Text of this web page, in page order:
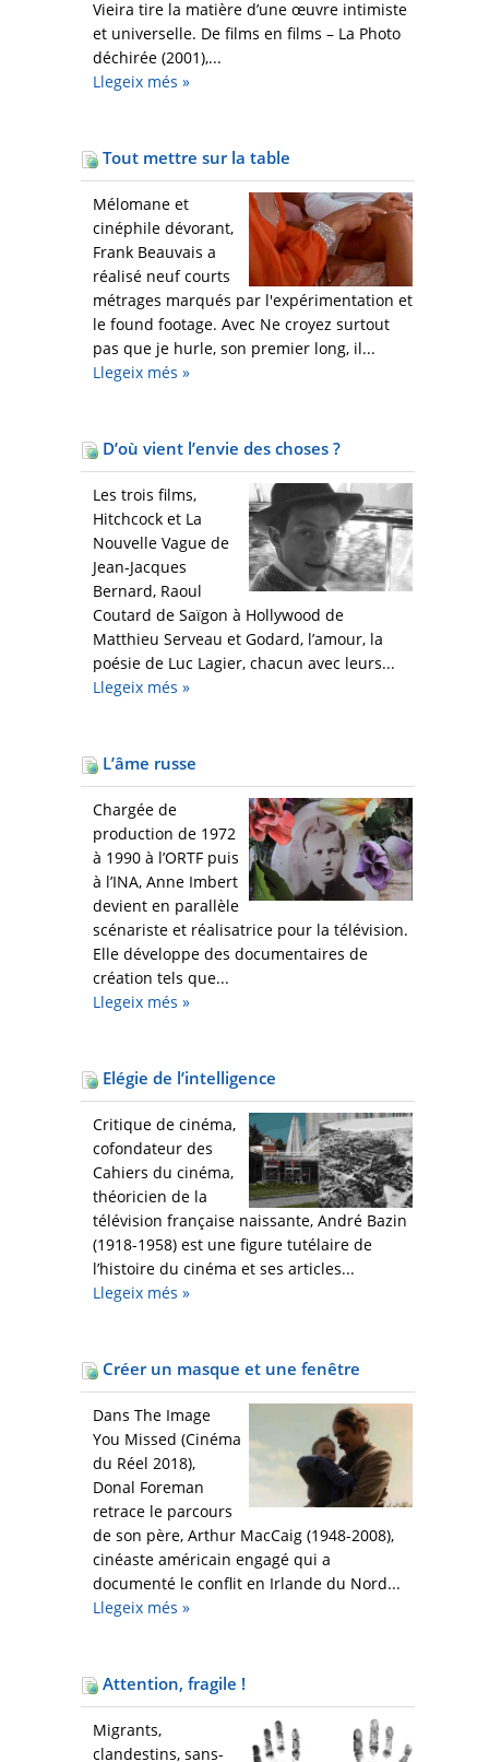
Vieira tire la matière d’une œuvre intimiste
et universelle. De films en films – La Photo
déchirée (2001),...
Llegeix més »
Tout mettre sur la table
Mélomane et
cinéphile dévorant,
Frank Beauvais a
réalisé neuf courts
métrages marqués par l'expérimentation et
le found footage. Avec Ne croyez surtout
pas que je hurle, son premier long, il...
Llegeix més »
D’où vient l’envie des choses ?
Les trois films,
Hitchcock et La
Nouvelle Vague de
Jean-Jacques
Bernard, Raoul
Coutard de Saïgon à Hollywood de
Matthieu Serveau et Godard, l’amour, la
poésie de Luc Lagier, chacun avec leurs...
Llegeix més »
L’âme russe
Chargée de
production de 1972
à 1990 à l’ORTF puis
à l’INA, Anne Imbert
devient en parallèle
scénariste et réalisatrice pour la télévision.
Elle développe des documentaires de
création tels que...
Llegeix més »
Elégie de l’intelligence
Critique de cinéma,
cofondateur des
Cahiers du cinéma,
théoricien de la
télévision française naissante, André Bazin
(1918-1958) est une figure tutélaire de
l’histoire du cinéma et ses articles...
Llegeix més »
Créer un masque et une fenêtre
Dans The Image
You Missed (Cinéma
du Réel 2018),
Donal Foreman
retrace le parcours
de son père, Arthur MacCaig (1948-2008),
cinéaste américain engagé qui a
documenté le conflit en Irlande du Nord...
Llegeix més »
Attention, fragile !
Migrants,
clandestins, sans-